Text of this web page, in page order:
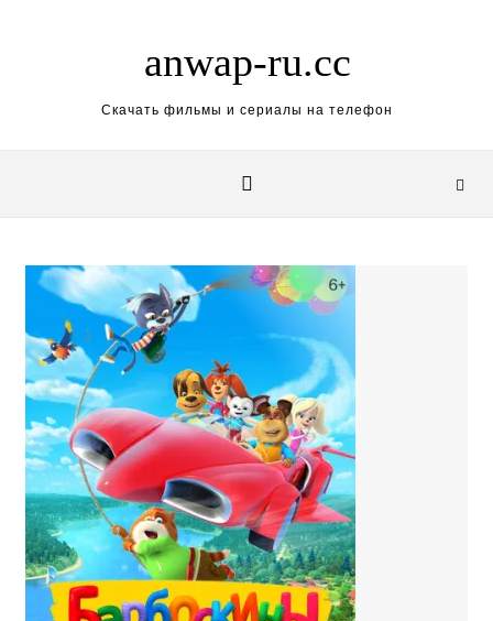
anwap-ru.cc
Скачать фильмы и сериалы на телефон